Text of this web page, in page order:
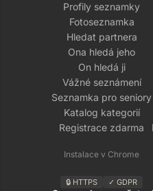
Profily seznamky
Fotoseznamka
Hledat partnera
Ona hledá jeho
On hledá ji
Vážné seznámení
Seznamka pro seniory
Katalog kategorií
Registrace zdarma
Instalace v Chrome
🔒 HTTPS ✓ GDPR